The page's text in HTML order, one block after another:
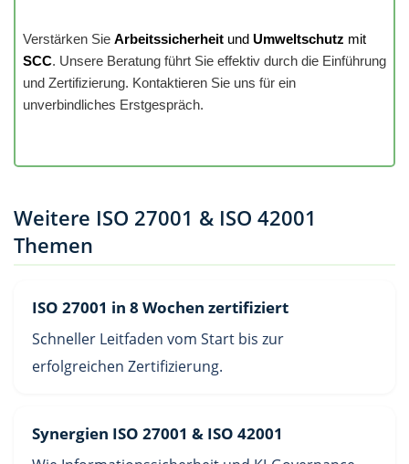
Verstärken Sie Arbeitssicherheit und Umweltschutz mit
SCC. Unsere Beratung führt Sie effektiv durch die Einführung
und Zertifizierung. Kontaktieren Sie uns für ein
unverbindliches Erstgespräch.
Weitere ISO 27001 & ISO 42001
Themen
ISO 27001 in 8 Wochen zertifiziert
Schneller Leitfaden vom Start bis zur
erfolgreichen Zertifizierung.
Synergien ISO 27001 & ISO 42001